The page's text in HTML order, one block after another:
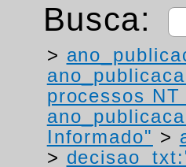
Busca:
>
processos
Informado" >
>